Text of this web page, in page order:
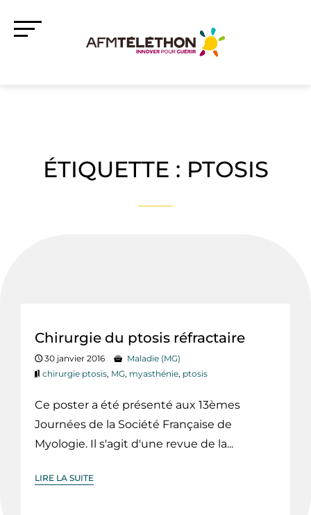
ÉTIQUETTE : PTOSIS
Chirurgie du ptosis réfractaire
30 janvier 2016
Maladie (MG)
chirurgie ptosis, MG, myasthénie, ptosis
Ce poster a été présenté aux 13èmes
Journées de la Société Française de
Myologie. Il s'agit d'une revue de la...
LIRE LA SUITE